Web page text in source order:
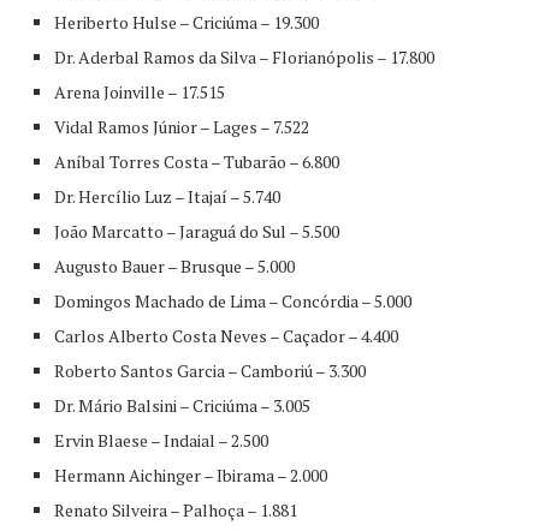
Heriberto Hulse – Criciúma – 19.300
Dr. Aderbal Ramos da Silva – Florianópolis – 17.800
Arena Joinville – 17.515
Vidal Ramos Júnior – Lages – 7.522
Aníbal Torres Costa – Tubarão – 6.800
Dr. Hercílio Luz – Itajaí – 5.740
João Marcatto – Jaraguá do Sul – 5.500
Augusto Bauer – Brusque – 5.000
Domingos Machado de Lima – Concórdia – 5.000
Carlos Alberto Costa Neves – Caçador – 4.400
Roberto Santos Garcia – Camboriú – 3.300
Dr. Mário Balsini – Criciúma – 3.005
Ervin Blaese – Indaial – 2.500
Hermann Aichinger – Ibirama – 2.000
Renato Silveira – Palhoça – 1.881